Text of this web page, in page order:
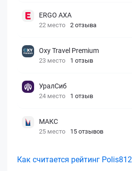
ERGO AXA
22 место 2 отзыва
Oxy Travel Premium
23 место 1 отзыв
УралСиб
24 место 1 отзыв
МАКС
25 место 15 отзывов
Как считается рейтинг Polis812